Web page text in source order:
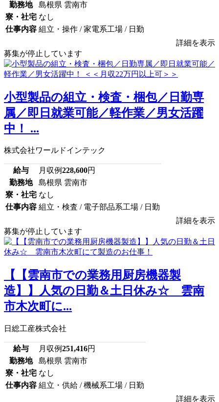
勤務地
島根県 雲南市
寮・社宅 なし
仕事内容 組立・操作 / 家電系工場 / 日勤
詳細を表示
募集が停止しています
小型製品の組立・検査・梱包／日勤専
属／即日就業可能／軽作業／男女活躍
中！ ...
株式会社ワールドインテック
給与 月収例228,600円
勤務地
島根県 雲南市
寮・社宅 なし
仕事内容 組立・検査 / 電子部品系工場 / 日勤
詳細を表示
募集が停止しています
【【雲南市での業務用厨房機器製
造】】人気の日勤＆土日休み☆ 雲南
市木次町に...
日総工産株式会社
給与 月収例251,416円
勤務地
島根県 雲南市
寮・社宅 なし
仕事内容 組立・供給 / 機械系工場 / 日勤
詳細を表示